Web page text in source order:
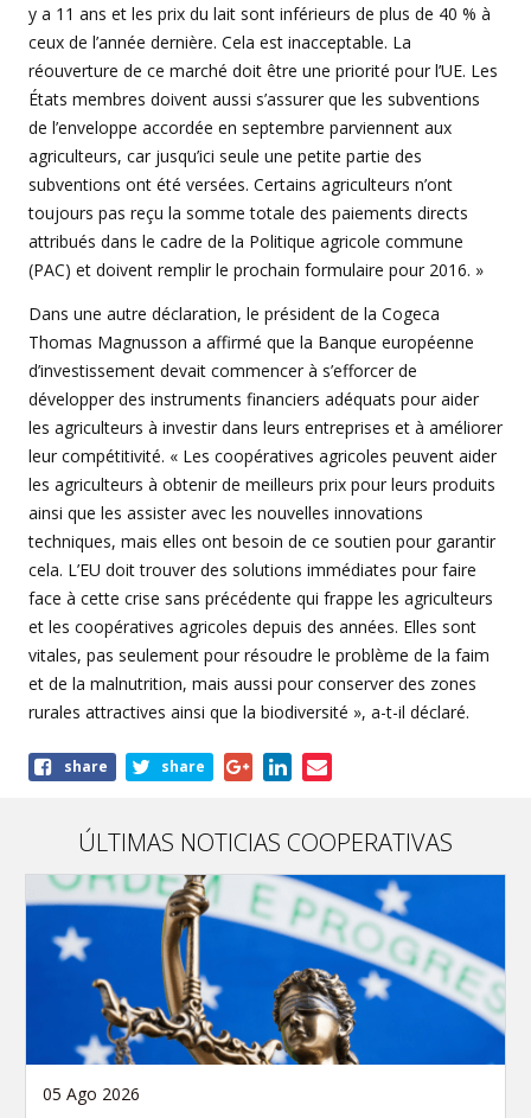
y a 11 ans et les prix du lait sont inférieurs de plus de 40 % à
ceux de l’année dernière. Cela est inacceptable. La
réouverture de ce marché doit être une priorité pour l’UE. Les
États membres doivent aussi s’assurer que les subventions
de l’enveloppe accordée en septembre parviennent aux
agriculteurs, car jusqu’ici seule une petite partie des
subventions ont été versées. Certains agriculteurs n’ont
toujours pas reçu la somme totale des paiements directs
attribués dans le cadre de la Politique agricole commune
(PAC) et doivent remplir le prochain formulaire pour 2016. »
Dans une autre déclaration, le président de la Cogeca
Thomas Magnusson a affirmé que la Banque européenne
d’investissement devait commencer à s’efforcer de
développer des instruments financiers adéquats pour aider
les agriculteurs à investir dans leurs entreprises et à améliorer
leur compétitivité. « Les coopératives agricoles peuvent aider
les agriculteurs à obtenir de meilleurs prix pour leurs produits
ainsi que les assister avec les nouvelles innovations
techniques, mais elles ont besoin de ce soutien pour garantir
cela. L’EU doit trouver des solutions immédiates pour faire
face à cette crise sans précédente qui frappe les agriculteurs
et les coopératives agricoles depuis des années. Elles sont
vitales, pas seulement pour résoudre le problème de la faim
et de la malnutrition, mais aussi pour conserver des zones
rurales attractives ainsi que la biodiversité », a-t-il déclaré.
Shareshare share
ÚLTIMAS NOTICIAS COOPERATIVAS
05 Ago 2026